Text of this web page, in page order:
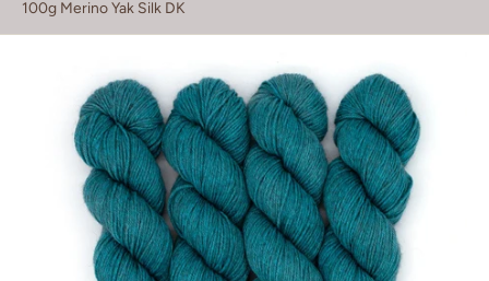
100g Merino Yak Silk DK